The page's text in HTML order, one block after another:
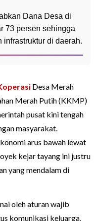
Dana Desa di
73 persen sehingga
infrastruktur di daerah.
Desa Merah
Merah Putih (KKMP)
pusat kini tengah
masyarakat.
arus bawah lewat
kejar tayang ini justru
yang mendalam di
oleh aturan wajib
komunikasi keluarga,